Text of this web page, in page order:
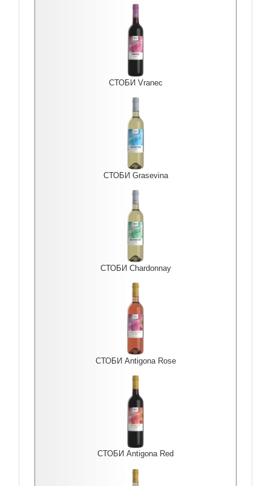
СТОБИ Vranec
СТОБИ Grasevina
СТОБИ Chardonnay
СТОБИ Antigona Rоse
СТОБИ Antigona Red